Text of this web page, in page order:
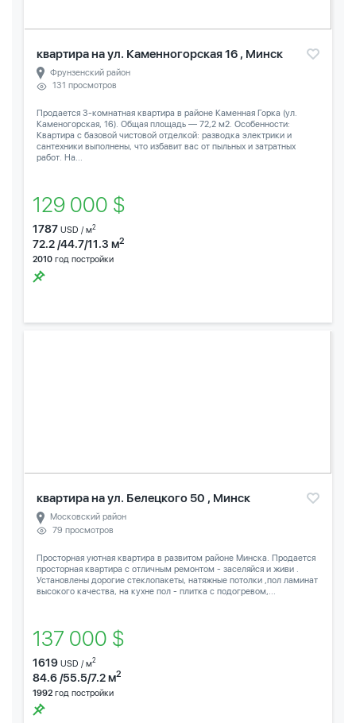
квартира на ул. Каменногорская 16 , Минск
Фрунзенский район
131 просмотров
Продается 3-комнатная квартира в районе Каменная Горка (ул.
Каменогорская, 16). Общая площадь — 72,2 м2. Особенности:
Квартира с базовой чистовой отделкой: разводка электрики и
сантехники выполнены, что избавит вас от пыльных и затратных
работ. На...
129 000 $
1787 USD / м2
72.2 /44.7/11.3 м2
2010 год постройки
квартира на ул. Белецкого 50 , Минск
Московский район
79 просмотров
Просторная уютная квартира в развитом районе Минска. Продается
просторная квартира с отличным ремонтом - заселяйся и живи .
Установлены дорогие стеклопакеты, натяжные потолки ,пол ламинат
высокого качества, на кухне пол - плитка с подогревом,...
137 000 $
1619 USD / м2
84.6 /55.5/7.2 м2
1992 год постройки